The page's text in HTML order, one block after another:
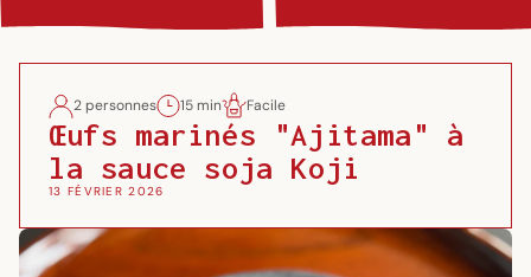
2 personnes 15 min Facile
Œufs marinés "Ajitama" à
la sauce soja Koji
13 FÉVRIER 2026